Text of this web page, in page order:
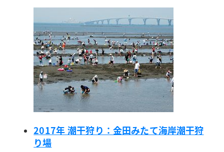
2017年 潮干狩り：金田みたて海岸潮干狩
り場